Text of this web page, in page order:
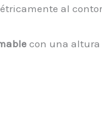
al
con una